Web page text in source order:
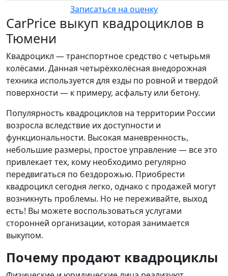
Записаться на оценку
CarPrice выкуп квадроциклов в
Тюмени
Квадроцикл — транспортное средство с четырьмя
колёсами. Данная четырёхколёсная внедорожная
техника используется для езды по ровной и твердой
поверхности — к примеру, асфальту или бетону.
Популярность квадроциклов на территории России
возросла вследствие их доступности и
функциональности. Высокая маневренность,
небольшие размеры, простое управление — все это
привлекает тех, кому необходимо регулярно
передвигаться по бездорожью. Приобрести
квадроцикл сегодня легко, однако с продажей могут
возникнуть проблемы. Но не переживайте, выход
есть! Вы можете воспользоваться услугами
сторонней организации, которая занимается
выкупом.
Почему продают квадроциклы